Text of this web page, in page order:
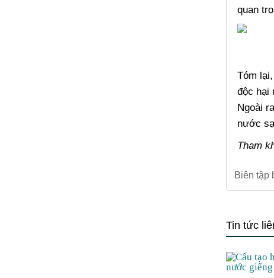
quan
Tóm
độc hại
Ngoài
nước
Tham
Biên tập
Tin tức